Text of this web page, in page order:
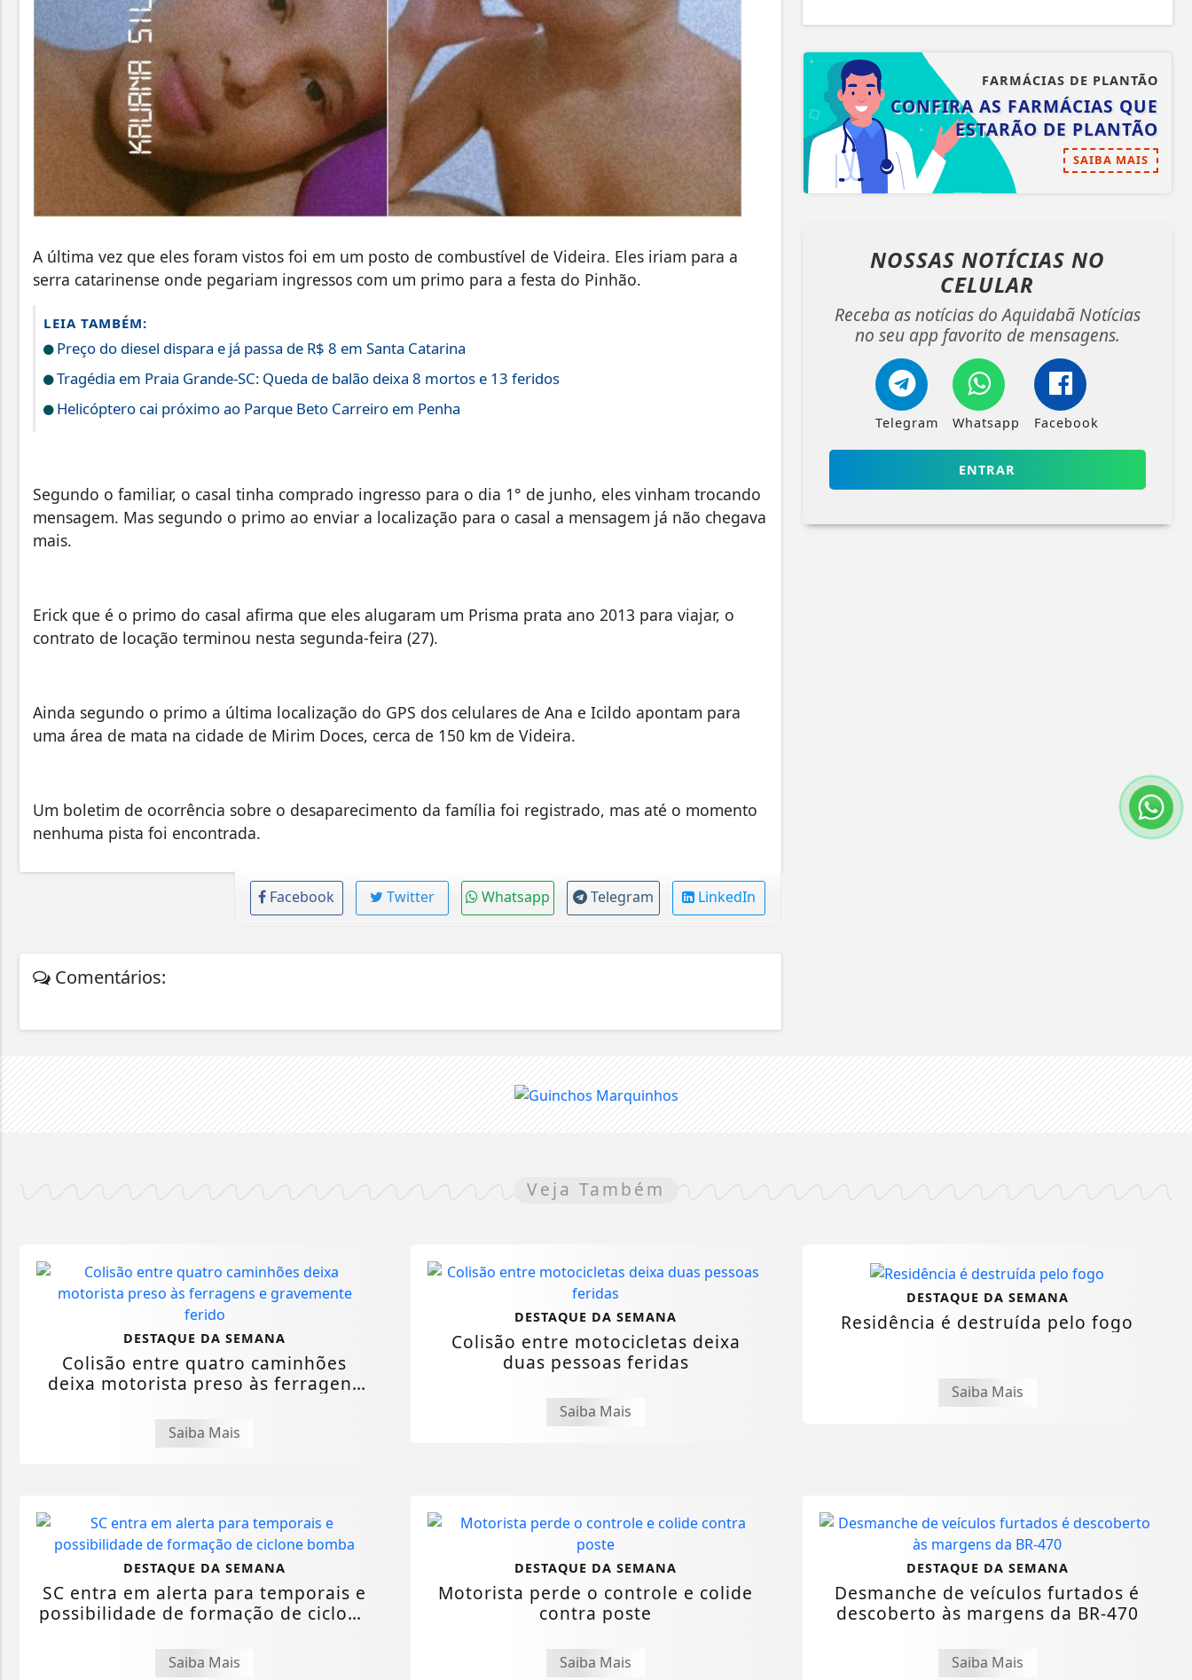
A última vez que eles foram vistos foi em um posto de combustível de Videira. Eles iriam para a
serra catarinense onde pegariam ingressos com um primo para a festa do Pinhão.
LEIA TAMBÉM:
Preço do diesel dispara e já passa de R$ 8 em Santa Catarina
Tragédia em Praia Grande-SC: Queda de balão deixa 8 mortos e 13 feridos
Helicóptero cai próximo ao Parque Beto Carreiro em Penha
Segundo o familiar, o casal tinha comprado ingresso para o dia 1° de junho, eles vinham trocando
mensagem. Mas segundo o primo ao enviar a localização para o casal a mensagem já não chegava
mais.
Erick que é o primo do casal afirma que eles alugaram um Prisma prata ano 2013 para viajar, o
contrato de locação terminou nesta segunda-feira (27).
Ainda segundo o primo a última localização do GPS dos celulares de Ana e Icildo apontam para
uma área de mata na cidade de Mirim Doces, cerca de 150 km de Videira.
Um boletim de ocorrência sobre o desaparecimento da família foi registrado, mas até o momento
nenhuma pista foi encontrada.
Facebook Twitter Whatsapp Telegram LinkedIn
Comentários:
FARMÁCIAS DE PLANTÃO
CONFIRA AS FARMÁCIAS QUE
ESTARÃO DE PLANTÃO
SAIBA MAIS
NOSSAS NOTÍCIAS NO
CELULAR
Receba as notícias do Aquidabã Notícias
no seu app favorito de mensagens.
Telegram Whatsapp Facebook
ENTRAR
Veja Também
DESTAQUE DA SEMANA
Colisão entre quatro caminhões
deixa motorista preso às ferragens
Saiba Mais
DESTAQUE DA SEMANA
Colisão entre motocicletas deixa
duas pessoas feridas
Saiba Mais
DESTAQUE DA SEMANA
Residência é destruída pelo fogo
Saiba Mais
DESTAQUE DA SEMANA
SC entra em alerta para temporais e
possibilidade de formação de ciclone
Saiba Mais
DESTAQUE DA SEMANA
Motorista perde o controle e colide
contra poste
Saiba Mais
DESTAQUE DA SEMANA
Desmanche de veículos furtados é
descoberto às margens da BR-470
Saiba Mais